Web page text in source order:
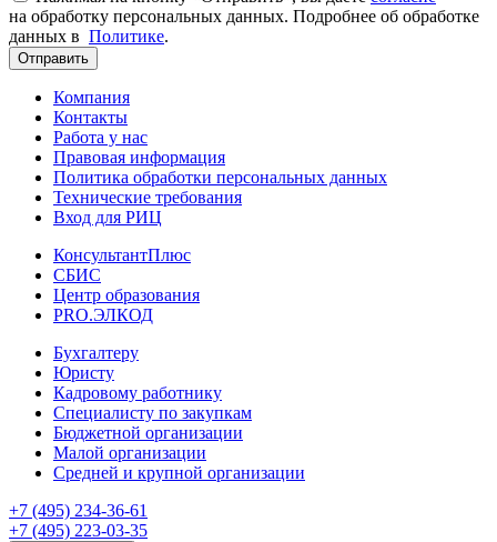
на обработку персональных данных. Подробнее об обработке
данных в Политике.
Отправить
Компания
Контакты
Работа у нас
Правовая информация
Политика обработки персональных данных
Технические требования
Вход для РИЦ
КонсультантПлюс
СБИС
Центр образования
PRO.ЭЛКОД
Бухгалтеру
Юристу
Кадровому работнику
Специалисту по закупкам
Бюджетной организации
Малой организации
Средней и крупной организации
+7 (495) 234-36-61
+7 (495) 223-03-35